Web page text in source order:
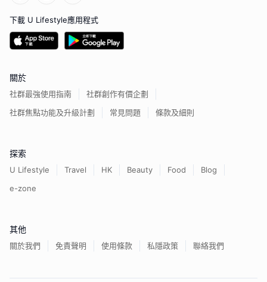
下載 U Lifestyle應用程式
關於
社群最強使用指南
社群創作有價企劃
社群焦點功能及升級計劃
常見問題 條款及細則
探索
U Lifestyle Travel HK Beauty Food
Blog
e-zone
其他
關於我們 免責聲明 使用條款 私隱政策 聯絡我們